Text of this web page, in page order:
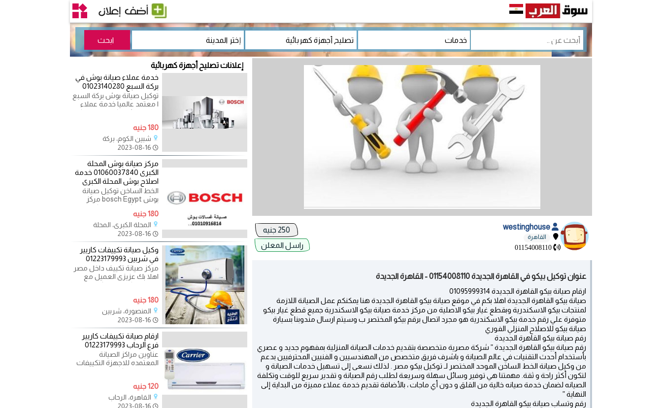
القاهرة
01154008110
راسل المعلن
عنوان توكيل بيكو في القاهرة الجديدة 01154008110 - القاهرة الجديدة
ارقام صيانة بيكو القاهرة الجديدة 01095999314
صيانة بيكو القاهرة الجديدة اهلا بكم في موقع صيانة بيكو القاهرة الجديدة هنا يمكنكم عمل الصيانة اللازمة
لمنتجات بيكو الاسكندرية وبقطع غيار بيكو الاصلية من مركز خدمة صيانة بيكو الاسكندرية جميع قطع غيار بيكو
متوفرة علي رقم خدمة بيكو الاسكندرية هو مجرد اتصال برقم بيكو المختصر ب وسيتم ارسال مندوبنا بسيارة
صيانة بيكو للاصلاح المنزلي الفوري
رقم صيانة بيكو القاهرة الجديدة
رقم صيانة بيكو القاهرة الجديدة ” شركة مصرية متخصصة بتقديم خدمات الصيانة المنزلية بمفهوم جديد و عصري
بأستخدام أحدث التقنيات في عالم الصيانة و باشرف فريق متخصص من المهندسيين و الفنيين المحترفيين بدعم
من وكيل صيانة الخط الساخن الموحد المختصر لـ توكيل بيكو مصر . لذلك نسعى إلى تسهيل خدمات الصيانة و
لتكون أكثر راحة و ثقة. مهمتنا هي توفير وسائل سهلة وسريعة لطلب رقم الصيانة و تقدير سريع للوقت وتكلفة
الصيانه لضمان خدمة صيانه خالية من القلق و دون أي ماجات ، بالأضافة تقديم خدمة عملاء مميزة من البداية إلى
النهاية ”
رقم وتساب صيانة بيكو القاهرة الجديدة
إعلانات تصليح أجهزة كهربائية
خدمة عملاء صيانة بوش في
بركة السبع 01023140280
توكيل صيانة بوش بركة السبع
| معتمد عالميا خدمة عملاء
صيانة بوش بركة السبع مركز
180 جنيه
شبين الكوم، بركة
2023-08-16
مركز صيانة بوش المحلة
الكبرى 01060037840 خدمة
اصلاح بوش المحلة الكبرى
الخط الساخن توكيل صيانة
بوش bosch Egypt مركز
صيانة بوش المحلة الكبرى
بوش المحلة
180 جنيه
المحلة الكبرى، المحلة
2023-08-16
وكيل صيانة تكييفات كاريير
في شربين 01223179993
مركز صيانة تكييف داخل مصر
اهلا بك عزيزى العميل مع
خدمة مركز صيانة تكييف فى
180 جنيه
المنصورة، شربين
2023-08-16
ارقام صيانة تكييفات كاريير
فرع الرحاب 01223179993
عناوين مراكز الصيانة
المعتمده للاجهزة التكييفات
ارقام صيانة كاريير الرحاب
120 جنيه
القاهرة، الرحاب
2023-08-16